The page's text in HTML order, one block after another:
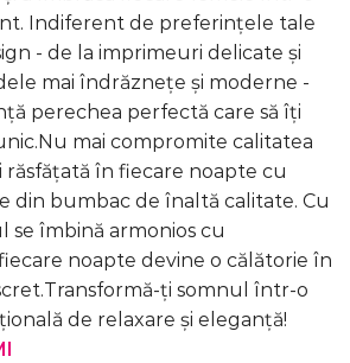
Indiferent de preferințele tale
- de la imprimeuri delicate și
mai îndrăznețe și moderne -
perechea perfectă care să îți
mai compromite calitatea
în fiecare noapte cu
din bumbac de înaltă calitate. Cu
se îmbină armonios cu
noapte devine o călătorie în
ți somnul într-o
de relaxare și eleganță!